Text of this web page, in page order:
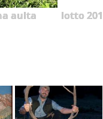
aulta
lotto